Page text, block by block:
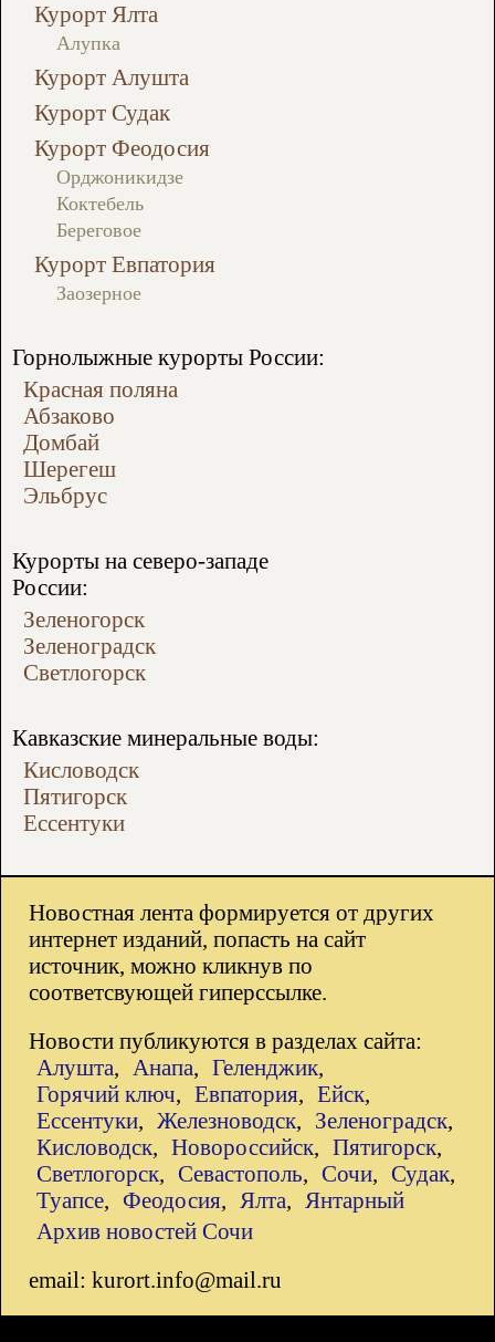
Курорт Ялта
Алупка
Курорт Алушта
Курорт Судак
Курорт Феодосия
Орджоникидзе
Коктебель
Береговое
Курорт Евпатория
Заозерное
Горнолыжные курорты России:
Красная поляна
Абзаково
Домбай
Шерегеш
Эльбрус
Курорты на северо-западе
России:
Зеленогорск
Зеленоградск
Светлогорск
Кавказские минеральные воды:
Кисловодск
Пятигорск
Ессентуки
Новостная лента формируется от других
интернет изданий, попасть на сайт
источник, можно кликнув по
соответсвующей гиперссылке.
Новости публикуются в разделах сайта:
Алушта, Анапа, Геленджик,
Горячий ключ, Евпатория, Ейск,
Ессентуки, Железноводск, Зеленоградск,
Кисловодск, Новороссийск, Пятигорск,
Светлогорск, Севастополь, Сочи, Судак,
Туапсе, Феодосия, Ялта,
Янтарный
Архив новостей Сочи
email: kurort.info@mail.ru